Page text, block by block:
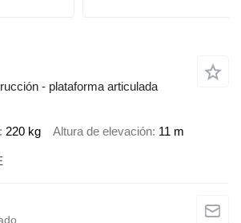
- plataforma articulada
220 kg Altura de elevación 11 m